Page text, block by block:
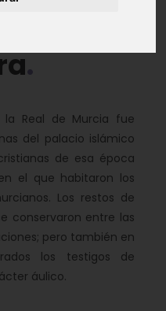
la Real de Murcia fue
del palacio islámico
de esa época
el que habitaron los
Los restos de
conservaron entre las
pero también en
los testigos de
áulico.